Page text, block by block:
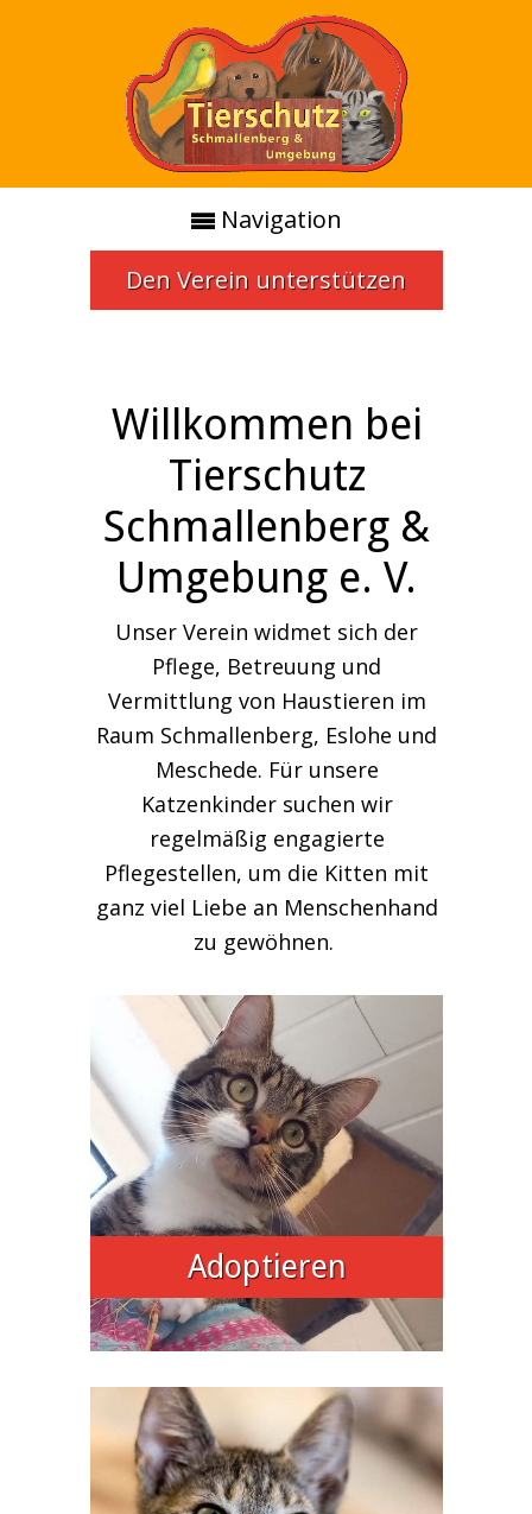
Navigation
Den Verein unterstützen
Willkommen bei
Tierschutz
Schmallenberg &
Umgebung e. V.
Unser Verein widmet sich der
Pflege, Betreuung und
Vermittlung von Haustieren im
Raum Schmallenberg, Eslohe und
Meschede. Für unsere
Katzenkinder suchen wir
regelmäßig engagierte
Pflegestellen, um die Kitten mit
ganz viel Liebe an Menschenhand
zu gewöhnen.
Adoptieren